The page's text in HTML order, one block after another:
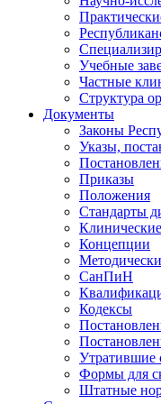
Учебные
Частные
Структура
Документы
Законы
Указы,
Приказы
Положения
Стандарты
Концепции
СанПиН
Кодексы
Утратившие
Формы для
Штатные